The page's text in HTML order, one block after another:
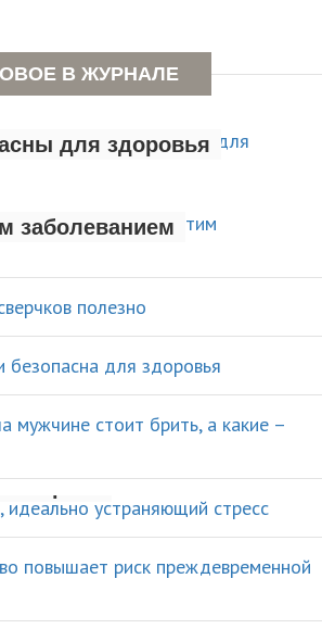
В ЖУРНАЛЕ
для здоровья
заболеванием
сверчков
безопасна для
тела мужчине стоит
– оставить в
идеально
стресс
повышает
смерти